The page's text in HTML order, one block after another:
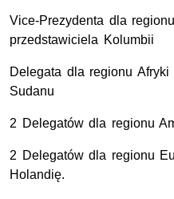
Vice-Prezydenta dla
przedstawiciela Kolumbii
Delegata dla regionu
Sudanu
2 Delegatów dla regionu
2 Delegatów dla regionu
Holandię.